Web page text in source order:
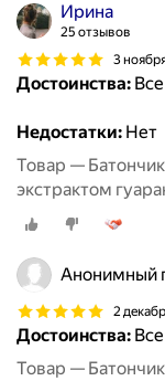
Ирина
25 отзывов
3
Достоинства:
Недостатки: Нет
Товар —
экстрактом
Анонимный
2
Достоинства:
Товар —